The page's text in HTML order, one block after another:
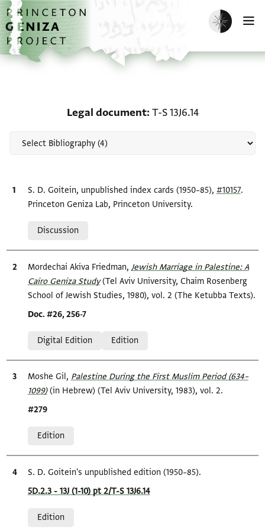
Skip to main content
home
Enable dark
Legal document T-S 13J6.14
Bibliographic citation
S. D. Goitein, unpublished index cards (1950–85), #10157.
Princeton Geniza Lab, Princeton University.
Discussion
Bibliographic citation
Mordechai Akiva Friedman, Jewish Marriage in Palestine: A
Cairo Geniza Study(Tel Aviv University, Chaim Rosenberg
School of Jewish Studies, 1980), vol. 2 (The Ketubba Texts).
Location in source
Doc. #26, 256-7
Digital Edition
Edition
Bibliographic citation
Moshe Gil, Palestine During the First Muslim Period (634–
1099)‎(in Hebrew) (Tel Aviv University, 1983), vol. 2.
Location in source
#279
Edition
Bibliographic citation
S. D. Goitein's unpublished edition (1950–85).
Location in source
5D.2.3 - 13J (1-10) pt 2/T-S 13J6.14
Edition